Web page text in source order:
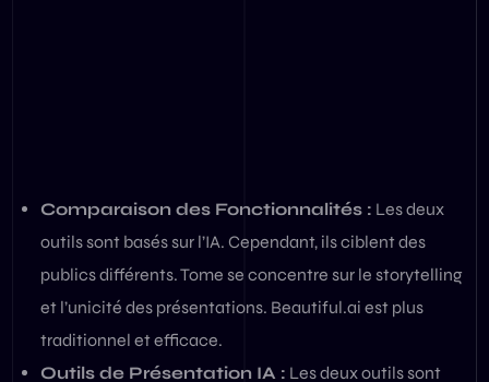
Comparaison des Fonctionnalités : Les deux
outils sont basés sur l’IA. Cependant, ils ciblent des
publics différents. Tome se concentre sur le storytelling
et l’unicité des présentations. Beautiful.ai est plus
traditionnel et efficace.
Outils de Présentation IA : Les deux outils sont